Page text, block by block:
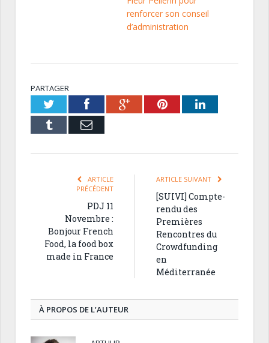
renforcer son conseil
d’administration
PARTAGER
TwitterFacebookGoogle+PinterestLinkedIn
Tumblr Email
ARTICLE
PRÉCÉDENT
PDJ 11
Novembre :
Bonjour French
Food, la food box
made in France
ARTICLE SUIVANT
[SUIVI] Compte-
rendu des
Premières
Rencontres du
Crowdfunding
en
Méditerranée
À PROPOS DE L’AUTEUR